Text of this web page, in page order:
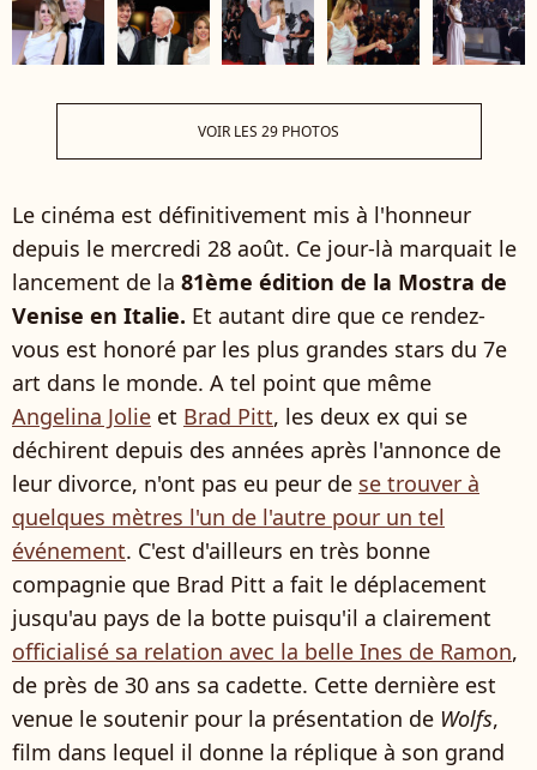
VOIR LES 29 PHOTOS
Le cinéma est définitivement mis à l'honneur
depuis le mercredi 28 août. Ce jour-là marquait le
lancement de la 81ème édition de la Mostra de
Venise en Italie. Et autant dire que ce rendez-
vous est honoré par les plus grandes stars du 7e
art dans le monde. A tel point que même
Angelina Jolie et Brad Pitt, les deux ex qui se
déchirent depuis des années après l'annonce de
leur divorce, n'ont pas eu peur de se trouver à
quelques mètres l'un de l'autre pour un tel
événement. C'est d'ailleurs en très bonne
compagnie que Brad Pitt a fait le déplacement
jusqu'au pays de la botte puisqu'il a clairement
officialisé sa relation avec la belle Ines de Ramon,
de près de 30 ans sa cadette. Cette dernière est
venue le soutenir pour la présentation de Wolfs,
film dans lequel il donne la réplique à son grand